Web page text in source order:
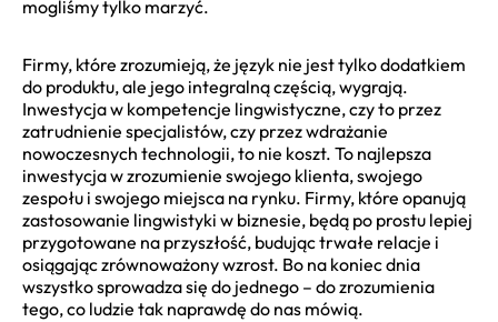
mogliśmy tylko marzyć.
Firmy, które zrozumieją, że język nie jest tylko dodatkiem
do produktu, ale jego integralną częścią, wygrają.
Inwestycja w kompetencje lingwistyczne, czy to przez
zatrudnienie specjalistów, czy przez wdrażanie
nowoczesnych technologii, to nie koszt. To najlepsza
inwestycja w zrozumienie swojego klienta, swojego
zespołu i swojego miejsca na rynku. Firmy, które opanują
zastosowanie lingwistyki w biznesie, będą po prostu lepiej
przygotowane na przyszłość, budując trwałe relacje i
osiągając zrównoważony wzrost. Bo na koniec dnia
wszystko sprowadza się do jednego – do zrozumienia
tego, co ludzie tak naprawdę do nas mówią.